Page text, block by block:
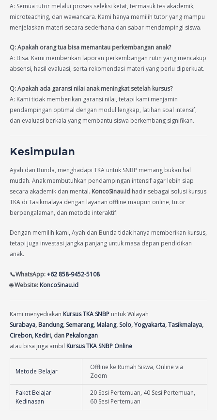
A: Semua tutor melalui proses seleksi ketat, termasuk tes akademik,
microteaching, dan wawancara. Kami hanya memilih tutor yang mampu
menjelaskan materi secara sederhana dan sabar mendampingi siswa.
Q: Apakah orang tua bisa memantau perkembangan anak?
A: Bisa. Kami memberikan laporan perkembangan rutin yang mencakup
absensi, hasil evaluasi, serta rekomendasi materi yang perlu diperkuat.
Q: Apakah ada garansi nilai anak meningkat setelah kursus?
A: Kami tidak memberikan garansi nilai, tetapi kami menjamin
pendampingan optimal dengan modul lengkap, latihan soal intensif,
dan evaluasi berkala yang membantu siswa berkembang signifikan.
Kesimpulan
Ayah dan Bunda, menghadapi TKA untuk SNBP memang bukan hal
mudah. Anak membutuhkan pendampingan intensif agar lebih siap
secara akademik dan mental. KoncoSinau.id hadir sebagai solusi kursus
TKA di Tasikmalaya dengan layanan offline maupun online, tutor
berpengalaman, dan metode interaktif.
Dengan memilih kami, Ayah dan Bunda tidak hanya memberikan kursus,
tetapi juga investasi jangka panjang untuk masa depan pendidikan
anak.
📞WhatsApp:+62 858-9452-5108
🌐Website: KoncoSinau.id
Kami menyediakan Kursus TKA SNBP untuk Wilayah
Surabaya, Bandung, Semarang, Malang, Solo,Yogyakarta,Tasikmalaya,
Cirebon, Kediri, dan Pekalongan
atau bisa juga ambil Kursus TKA SNBP Online
Metode Belajar
Offline ke Rumah Siswa, Online via
Zoom
Paket Belajar
Kedinasan
20 Sesi Pertemuan, 40 Sesi Pertemuan,
60 Sesi Pertemuan